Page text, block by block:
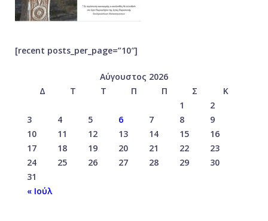
[recent posts_per_page=”10″]
Αύγουστος 2026
Δ
Τ Τ Π Π Σ
Κ
1
2
3
4 5 6 7 8
9
10
11 12 13 14 15
16
17
18 19 20 21 22
23
24
25 26 27 28 29
30
31
« Ιούλ